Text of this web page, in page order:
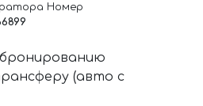
Номер
(авто с